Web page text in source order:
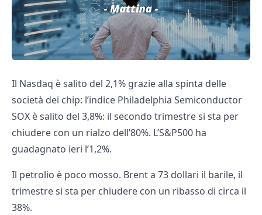
Il Nasdaq è salito del 2,1% grazie alla spinta delle
società dei chip: l’indice Philadelphia Semiconductor
SOX è salito del 3,8%: il secondo trimestre si sta per
chiudere con un rialzo dell’80%. L’S&P500 ha
guadagnato ieri l’1,2%.
Il petrolio è poco mosso. Brent a 73 dollari il barile, il
trimestre si sta per chiudere con un ribasso di circa il
38%.